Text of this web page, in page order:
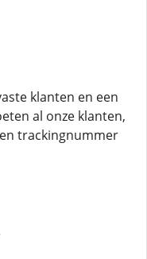
klanten en een
al onze klanten,
trackingnummer